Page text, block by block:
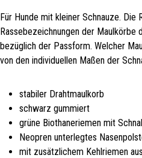
Für Hunde mit kleiner Schnauze. Die
Rassebezeichnungen der Maulkörbe
bezüglich der Passform. Welcher
von den individuellen Maßen der
stabiler Drahtmaulkorb
schwarz gummiert
grüne Biothaneriemen mit
Neopren unterlegtes
mit zusätzlichem Kehlriemen